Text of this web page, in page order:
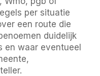
per situatie
een route die
duidelijk
en waar eventueel